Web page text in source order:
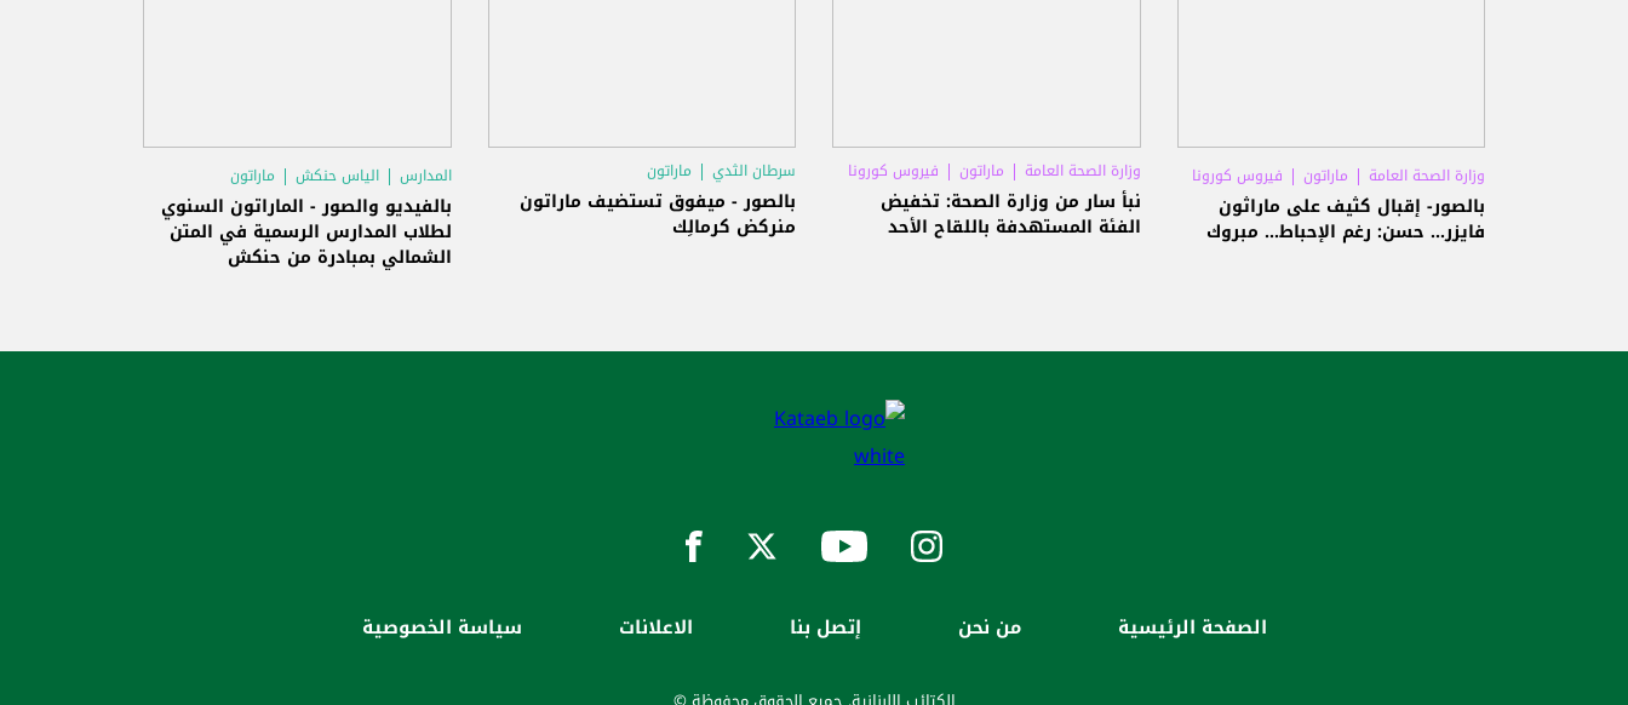
وزارة الصحة العامة ماراتون فيروس كورونا
بالصور- إقبال كثيف على ماراثون
فايزر... حسن: رغم الإحباط... مبروك
وزارة الصحة العامة ماراتون فيروس كورونا
نبأ سار من وزارة الصحة: تخفيض
الفئة المستهدفة باللقاح الأحد
سرطان الثدي ماراتون
بالصور - ميفوق تستضيف ماراتون
منركض كرمالِك
المدارس الياس حنكش ماراتون
بالفيديو والصور - الماراتون السنوي
لطلاب المدارس الرسمية في المتن
الشمالي بمبادرة من حنكش
الصفحة الرئيسية من نحن إتصل بنا الاعلانات سياسة الخصوصية